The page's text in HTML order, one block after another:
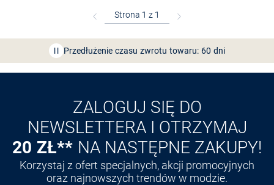
Przedłużenie czasu zwrotu towaru: 60 dni
Odkryj aplikację VANGRAAF
ZALOGUJ SIĘ DO
NEWSLETTERA I OTRZYMAJ
20 ZŁ** NA NASTĘPNE ZAKUPY!
Korzystaj z ofert specjalnych, akcji promocyjnych
oraz najnowszych trendów w modzie.